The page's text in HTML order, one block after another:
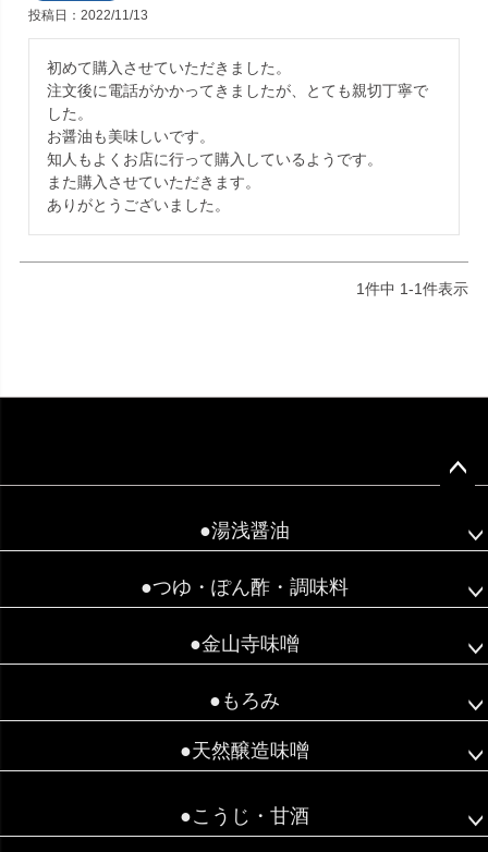
投稿日 2022/11/13
初めて購入させていただきました。
注文後に電話がかかってきましたが、とても親切丁寧で
した。
お醤油も美味しいです。
知人もよくお店に行って購入しているようです。
また購入させていただきます。
1件中 1-1件表示
●湯浅醤油
●つゆ・ぽん酢・調味料
●金山寺味噌
●もろみ
●天然醸造味噌
●こうじ・甘酒